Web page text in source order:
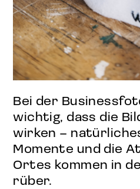
Bei der
wichtig, dass die
wirken –
Momente und die
Ortes kommen in
rüber.